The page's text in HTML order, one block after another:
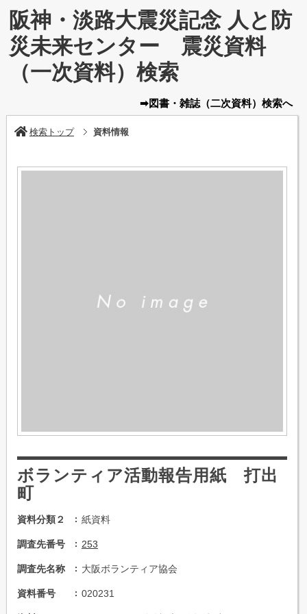
阪神・淡路大震災記念 人と防
災未来センター 震災資料
（一次資料）検索
➡図書・雑誌（二次資料） 検索へ
検索トップ 資料情報
ボランティア活動報告用紙 打出
町
資料分類２ 紙資料
調査先番号 253
調査先名称 大阪ボランティア協会
資料番号 020231